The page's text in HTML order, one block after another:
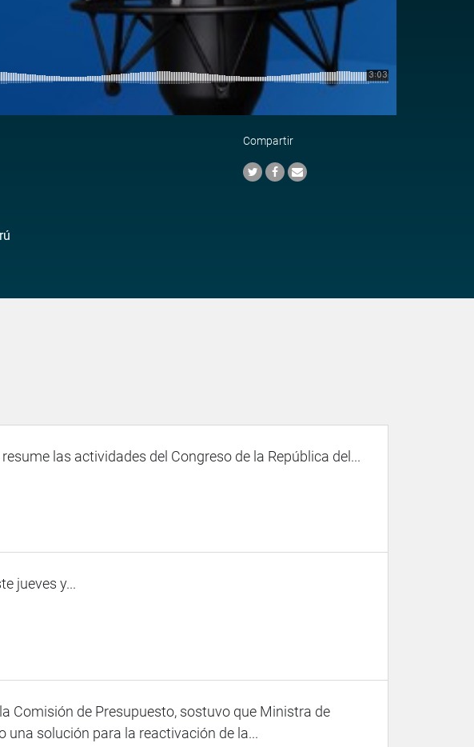
Compartir
las actividades del Congreso de la República del...
jueves y...
Comisión de Presupuesto, sostuvo que Ministra de
una solución para la reactivación de la...